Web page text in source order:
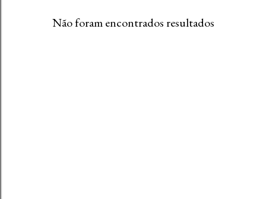
Não foram encontrados resultados